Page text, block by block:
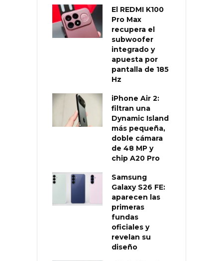
El REDMI K100
Pro Max
recupera el
subwoofer
integrado y
apuesta por
pantalla de 185
Hz
iPhone Air 2:
filtran una
Dynamic Island
más pequeña,
doble cámara
de 48 MP y
chip A20 Pro
Samsung
Galaxy S26 FE:
aparecen las
primeras
fundas
oficiales y
revelan su
diseño